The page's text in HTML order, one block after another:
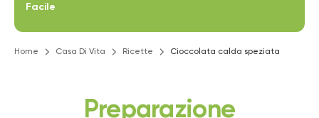
Facile
Home Casa Di Vita Ricette Cioccolata calda speziata
Preparazione